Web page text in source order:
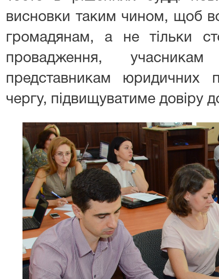
висновки таким чином, щоб
громадянам, а не тільки
провадження,
представникам
чергу, підвищуватиме довіру